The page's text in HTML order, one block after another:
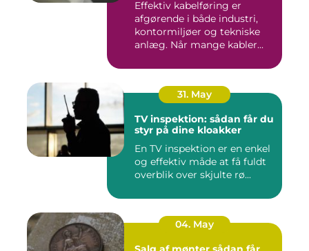
Effektiv kabelføring er
afgørende i både industri,
kontormiljøer og tekniske
anlæg. Når mange kabler...
31. May
TV inspektion: sådan får du
styr på dine kloakker
En TV inspektion er en enkel
og effektiv måde at få fuldt
overblik over skjulte rø...
04. May